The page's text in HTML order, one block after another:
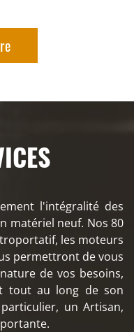
l'intégralité des
matériel neuf. Nos 80
les moteurs
permettront de vous
de vos besoins,
tout au long de son
un Artisan,